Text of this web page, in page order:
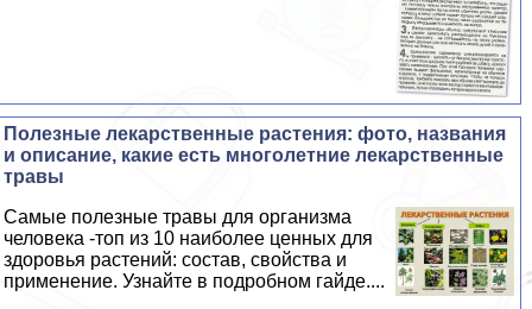
Полезные лекарственные растения: фото, названия
и описание, какие есть многолетние лекарственные
травы
Самые полезные травы для организма
человека -топ из 10 наиболее ценных для
здоровья растений: состав, свойства и
применение. Узнайте в подробном гайде....